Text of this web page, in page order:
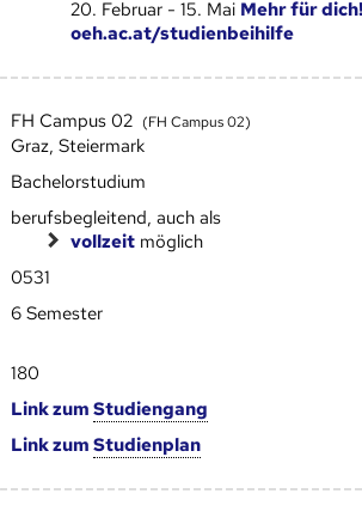
20. Februar - 15. Mai Mehr für
oeh.ac.at/studienbeihilfe
FH Campus 02 (FH Campus 02)
Graz, Steiermark
Bachelorstudium
berufsbegleitend, auch als
vollzeit möglich
0531
6 Semester
180
Link zumStudien­gang
Link zumStudien­plan